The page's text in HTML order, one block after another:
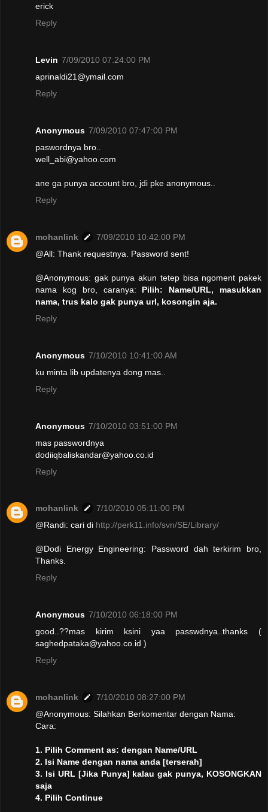
erick
Reply
Levin 7/09/2010 07:24:00 PM
aprinaldi21@ymail.com
Reply
Anonymous 7/09/2010 07:47:00 PM
paswordnya bro..
well_abi@yahoo.com
ane ga punya account bro, jdi pke anonymous..
Reply
mohanlink
7/09/2010 10:42:00 PM
@All: Thank requestnya. Password sent!
@Anonymous: gak punya akun tetep bisa ngoment pakek
nama kog bro, caranya: Pilih: Name/URL, masukkan
nama, trus kalo gak punya url, kosongin aja.
Reply
Anonymous 7/10/2010 10:41:00 AM
ku minta lib updatenya dong mas..
Reply
Anonymous 7/10/2010 03:51:00 PM
mas passwordnya
dodiiqbaliskandar@yahoo.co.id
Reply
mohanlink
7/10/2010 05:11:00 PM
@Randi: cari di http://perk11.info/svn/SE/Library/
@Dodi Energy Engineering: Password dah terkirim bro,
Thanks.
Reply
Anonymous 7/10/2010 06:18:00 PM
good..??mas kirim ksini yaa passwdnya..thanks (
saghedpataka@yahoo.co.id )
Reply
mohanlink
7/10/2010 08:27:00 PM
@Anonymous: Silahkan Berkomentar dengan Nama:
Cara:
1. Pilih Comment as: dengan Name/URL
2. Isi Name dengan nama anda [terserah]
3. Isi URL [Jika Punya] kalau gak punya, KOSONGKAN
saja
4. Pilih Continue